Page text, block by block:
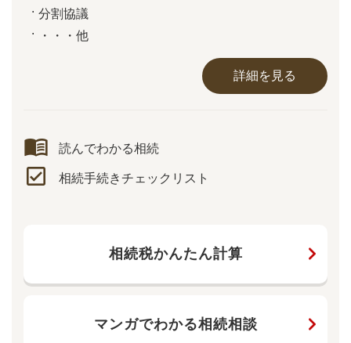
分割協議
・・・他
詳細を見る
読んでわかる相続
相続手続きチェックリスト
相続税かんたん計算
マンガでわかる相続相談